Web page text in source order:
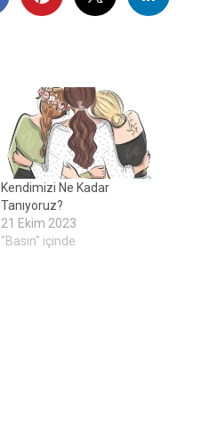
Kendimizi Ne Kadar
Tanıyoruz?
21 Ekim 2023
"Basın" içinde